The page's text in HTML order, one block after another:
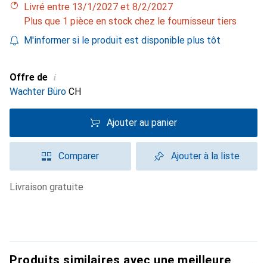
Livré entre 13/1/2027 et 8/2/2027
Plus que 1 pièce en stock chez le fournisseur tiers
M'informer si le produit est disponible plus tôt
Offre de i
Wachter Büro CH
Ajouter au panier
Comparer Ajouter à la liste
livraison gratuite
Produits similaires avec une meilleure